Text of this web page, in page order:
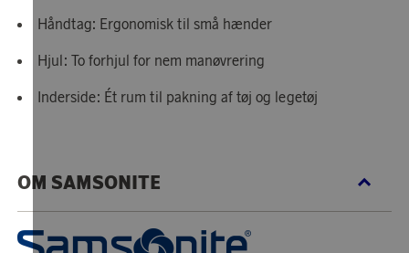
Håndtag: Ergonomisk til små hænder
Hjul: To forhjul for nem manøvrering
Inderside: Ét rum til pakning af tøj og legetøj
OM SAMSONITE